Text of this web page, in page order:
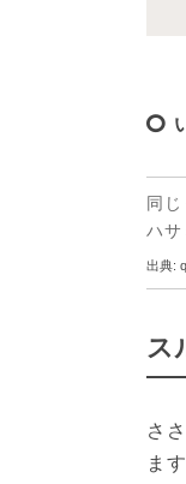
同
ハサ
出典:
ス
さ
ま